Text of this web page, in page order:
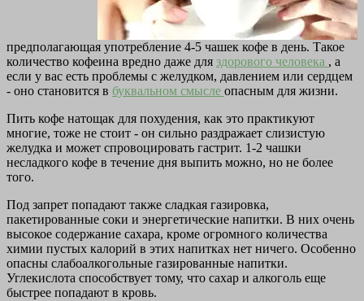
предполагающая употребление 4-5 чашек кофе в день. Такое
количество кофеина вредно даже для здорового человека , а
если у вас есть проблемы с желудком, давлением или сердцем
- оно становится в буквальном смысле опасным для жизни.
Пить кофе натощак для похудения, как это практикуют
многие, тоже не стоит - он сильно раздражает слизистую
желудка и может спровоцировать гастрит. 1-2 чашки
несладкого кофе в течение дня выпить можно, но не более
того.
Под запрет попадают также сладкая газировка,
пакетированные соки и энергетические напитки. В них очень
высокое содержание сахара, кроме огромного количества
химии пустых калорий в этих напитках нет ничего. Особенно
опасны слабоалкогольные газированные напитки.
Углекислота способствует тому, что сахар и алкоголь еще
быстрее попадают в кровь.